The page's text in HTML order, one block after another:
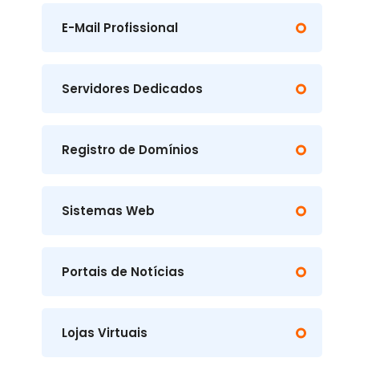
E-Mail Profissional
Servidores Dedicados
Registro de Domínios
Sistemas Web
Portais de Notícias
Lojas Virtuais